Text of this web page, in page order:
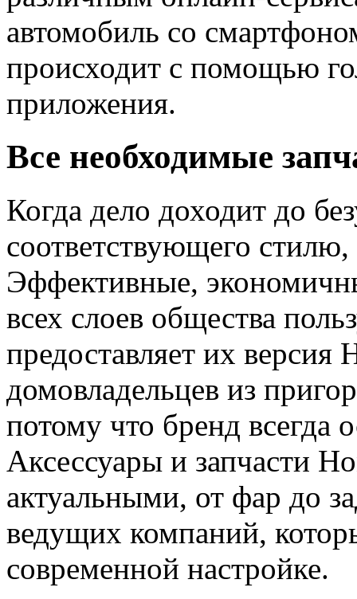
автомобиль со
происходит с помощью
приложения.
Все необходимые
Когда дело доходит до
соответствующего
Эффективные,
всех слоев общества
предоставляет их
домовладельцев из
потому что бренд всегда
Аксессуары и запчасти
актуальными, от фар до
ведущих компаний,
современной настройке.